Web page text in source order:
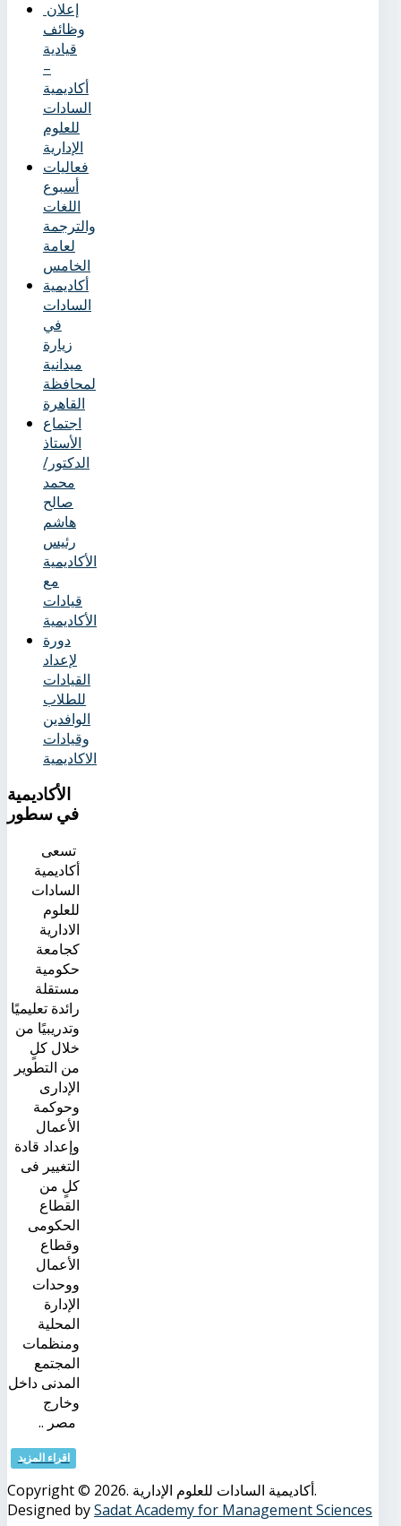
وظائف
قيادية
–
أكاديمية
السادات
للعلوم
الإدارية
فعاليات
أسبوع
اللغات
والترجمة
لعامة
الخامس
أكاديمية
السادات
في
زيارة
ميدانية
لمحافظة
القاهرة
اجتماع
الأستاذ
الدكتور/
محمد
صالح
هاشم
رئيس
الأكاديمية
مع
قيادات
الأكاديمية
دورة
لإعداد
القيادات
للطلاب
الوافدين
وقيادات
الاكاديمية
الأكاديمية
في سطور
تسعى
أكاديمية
السادات
للعلوم
الادارية
كجامعة
حكومية
مستقلة
رائدة تعليميًا
وتدريبيًا من
خلال كلٍ
من التطوير
الإدارى
وحوكمة
الأعمال
وإعداد قادة
التغيير فى
كلٍ من
القطاع
الحكومى
وقطاع
الأعمال
ووحدات
الإدارة
المحلية
ومنظمات
المجتمع
المدنى داخل
وخارج
مصر ..
اقراء المزيد
Copyright © 2026. أكاديمية السادات للعلوم الإدارية.
Designed bySadat Academy for Management Sciences